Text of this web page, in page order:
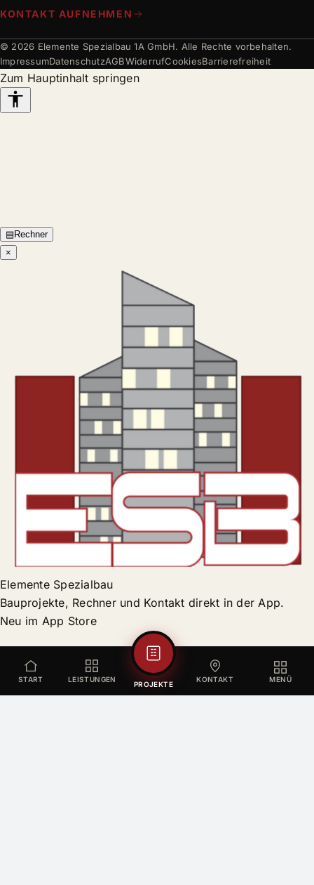
KONTAKT AUFNEHMEN
© 2026 Elemente Spezialbau 1A GmbH. Alle Rechte vorbehalten.
ImpressumDatenschutzAGBWiderrufCookiesBarrierefreiheit
START LEISTUNGEN
PROJEKTE
KONTAKT MENÜ
Zum Hauptinhalt springen
Barrierefreiheits-
▤Rechner
×
Elemente Spezialbau
Bauprojekte, Rechner und Kontakt direkt in der App.
Neu im App Store